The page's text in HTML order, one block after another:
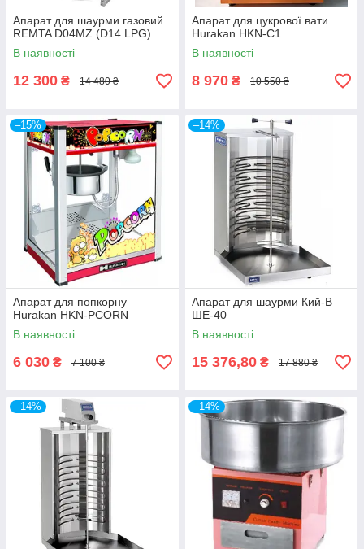
Апарат для шаурми газовий
REMTA D04MZ (D14 LPG)
В наявності
12 300 ₴ 14 480 ₴
Апарат для цукрової вати
Hurakan HKN-C1
В наявності
8 970 ₴ 10 550 ₴
–15%
Апарат для попкорну
Hurakan HKN-PCORN
В наявності
6 030 ₴ 7 100 ₴
–14%
Апарат для шаурми Кий-В
ШЕ-40
В наявності
15 376,80 ₴ 17 880 ₴
–14% –14%